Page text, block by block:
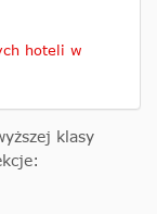
hoteli w
klasy